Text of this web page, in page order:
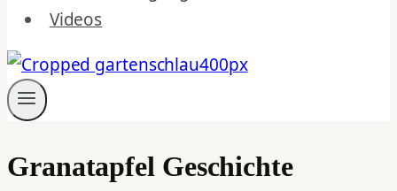
Videos
Granatapfel Geschichte